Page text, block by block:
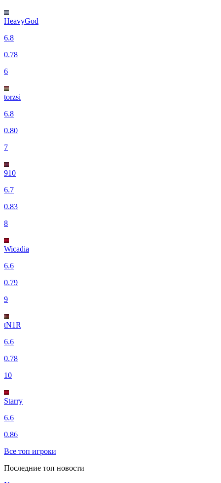
HeavyGod
6.8
0.78
6
torzsi
6.8
0.80
7
910
6.7
0.83
8
Wicadia
6.6
0.79
9
tN1R
6.6
0.78
10
Starry
6.6
0.86
Все топ игроки
Последние топ новости